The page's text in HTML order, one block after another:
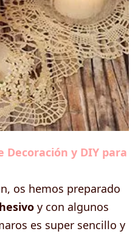
Decoración y DIY para
os hemos preparado
y con algunos
es super sencillo y